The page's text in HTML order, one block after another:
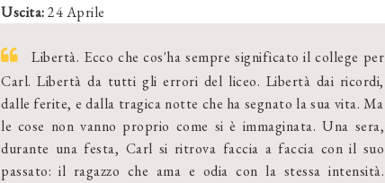
Uscita:24 Aprile
Libertà. Ecco che cos'ha sempre significato il college per
Carl. Libertà da tutti gli errori del liceo. Libertà dai ricordi,
dalle ferite, e dalla tragica notte che ha segnato la sua vita. Ma
le cose non vanno proprio come si è immaginata. Una sera,
durante una festa, Carl si ritrova faccia a faccia con il suo
passato: il ragazzo che ama e odia con la stessa intensità.